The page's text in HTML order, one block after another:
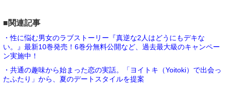
■関連記事
・性に悩む男女のラブストーリー『真逆な2人はどうにもデキな
い。』最新10巻発売！6巻分無料公開など、過去最大級のキャンペー
ン実施中！
・共通の趣味から始まった恋の実話。「ヨイトキ（Yoitoki）で出会っ
たふたり」から、夏のデートスタイルを提案